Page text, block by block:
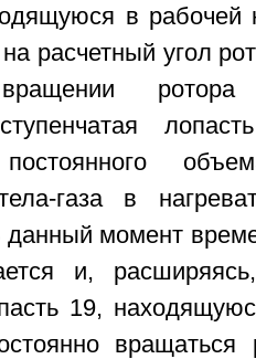
в рабочей
на расчетный угол
газа в
данный момент
и,
19,